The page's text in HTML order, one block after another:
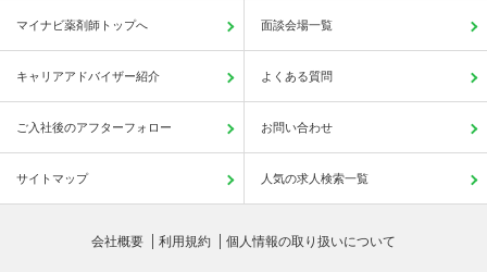
マイナビ薬剤師トップへ 面談会場一覧
キャリアアドバイザー紹介 よくある質問
ご入社後のアフターフォロー お問い合わせ
サイトマップ 人気の求人検索一覧
会社概要 利用規約 個人情報の取り扱いについて